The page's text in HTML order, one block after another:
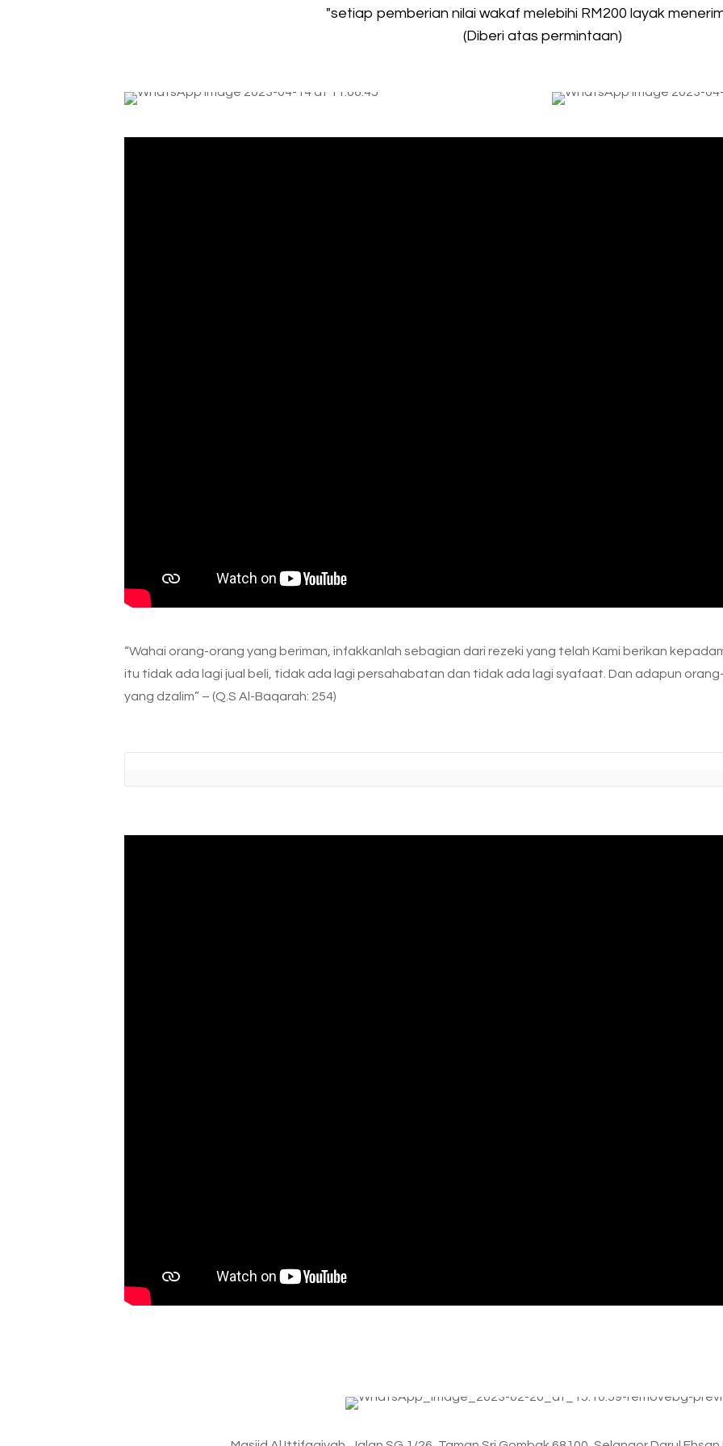
"setiap pemberian nilai wakaf melebihi RM200 layak
(Diberi atas permintaan)
“Wahai orang-orang yang beriman, infakkanlah sebagian dari rezeki yang telah Kami berikan
itu tidak ada lagi jual beli, tidak ada lagi persahabatan dan tidak ada lagi syafaat. Dan adapun
yang dzalim” – (Q.S Al-Baqarah: 254)